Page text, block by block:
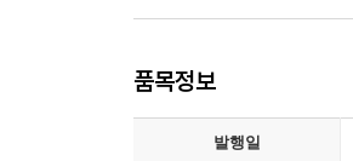
품목정보
발행일